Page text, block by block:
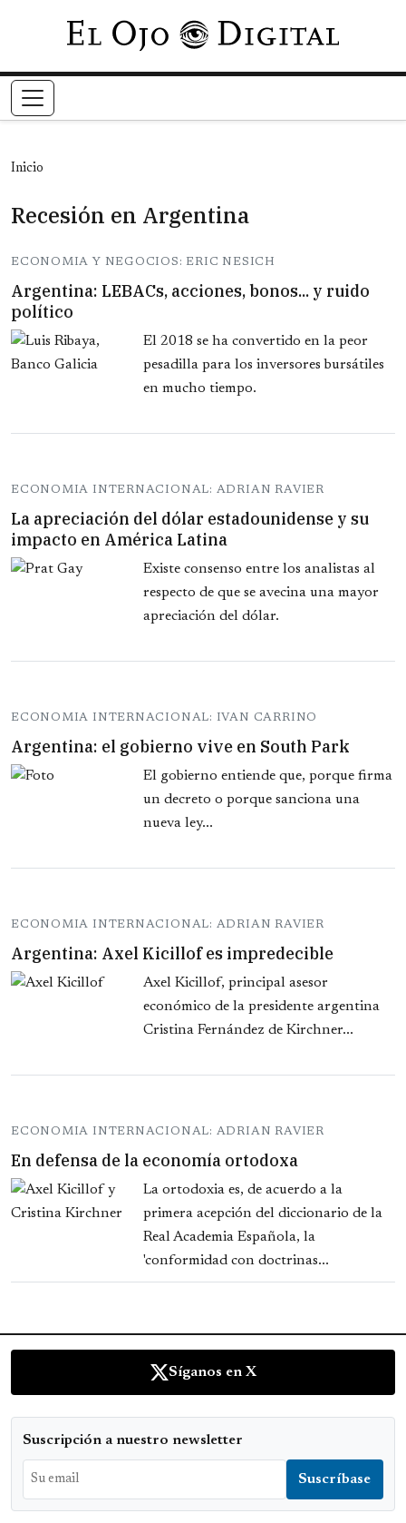
Pasar al contenido principal
Inicio
Recesión en Argentina
ECONOMIA Y NEGOCIOS: ERIC NESICH
Argentina: LEBACs, acciones, bonos... y ruido
político
El 2018 se ha convertido en la peor
pesadilla para los inversores bursátiles
en mucho tiempo.
ECONOMIA INTERNACIONAL: ADRIAN RAVIER
La apreciación del dólar estadounidense y su
impacto en América Latina
Existe consenso entre los analistas al
respecto de que se avecina una mayor
apreciación del dólar.
ECONOMIA INTERNACIONAL: IVAN CARRINO
Argentina: el gobierno vive en South Park
El gobierno entiende que, porque firma
un decreto o porque sanciona una
nueva ley...
ECONOMIA INTERNACIONAL: ADRIAN RAVIER
Argentina: Axel Kicillof es impredecible
Axel Kicillof, principal asesor
económico de la presidente argentina
Cristina Fernández de Kirchner...
ECONOMIA INTERNACIONAL: ADRIAN RAVIER
En defensa de la economía ortodoxa
La ortodoxia es, de acuerdo a la
primera acepción del diccionario de la
Real Academia Española, la
'conformidad con doctrinas...
Síganos en X
Suscripción a nuestro newsletter